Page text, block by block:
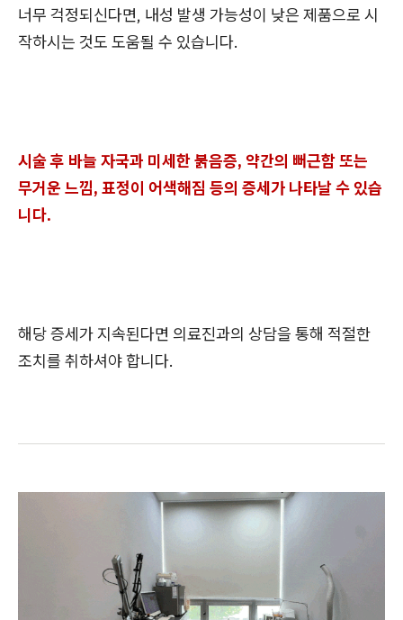
너무 걱정되신다면, 내성 발생 가능성이 낮은 제품으로 시
작하시는 것도 도움될 수 있습니다.
시술 후 바늘 자국과 미세한 붉음증, 약간의 뻐근함 또는
무거운 느낌, 표정이 어색해짐 등의 증세가 나타날 수 있습
니다.
해당 증세가 지속된다면 의료진과의 상담을 통해 적절한
조치를 취하셔야 합니다.